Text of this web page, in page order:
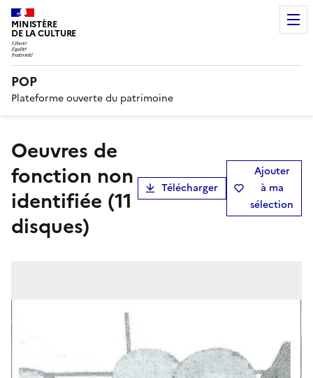
MINISTÈRE
DE LA CULTURE
POP
Plateforme ouverte du patrimoine
oeuvres de
fonction non
identifiée (11
disques)
Télécharger
Ajouter
à ma
sélection